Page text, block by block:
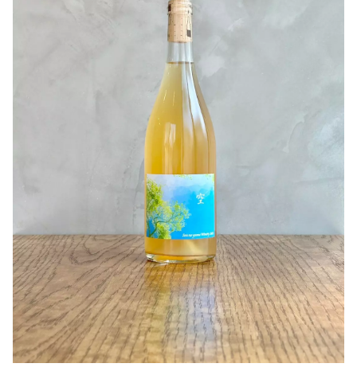
Grapes growers _ Budou to Ikiru, Nobuhiro
Label Ushiogami（Made in kawasakimachi）
引用：Fattoria AL FIORE
今のベリー系で軽快な味わいも美味しいですが、後二年程
寝かしてより旨味を育ててみても良いかと思います(^^)
グリルしたお肉や、お野菜とも相性バツグンなので是非お
【千夢ワイナリー】について
千夢ワイナリーさんは宮城県石巻市にて2024年のワイナリ
ー設立を目指し、2021年から宮城県のFattoria AL
FIOREさんで委託醸造をされています。
現在、石巻市牡鹿半島 黒崎の自社畑に植樹し栽培もスタ
醸造家であり代表の吉田さんは、様々な視点から生活の豊
かさや福祉、雇用が抱える問題の一つの解決として耕作放
棄地の開墾を行い「農」に行き着いたそうです。
土起こしからブドウ栽培、醸造まで、一貫して行う大注目
のワイナリーです。
【ブドウについて】
千夢ワイナリーさんは山形県を中心に高品質ワイン用葡萄
を栽培している農家さんの葡萄を使用し、醸造を行ってい